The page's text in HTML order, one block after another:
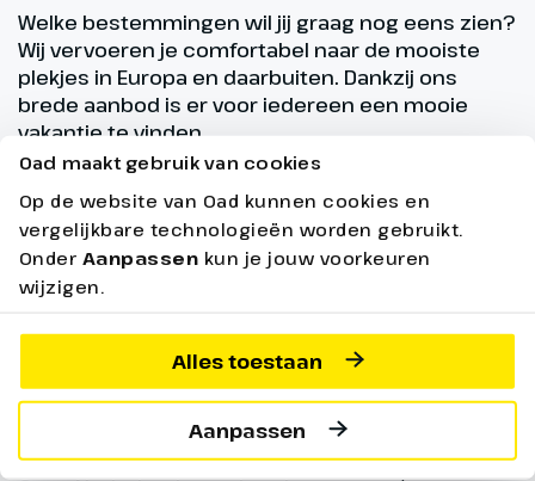
Oad maakt gebruik van cookies
Op de website van Oad kunnen cookies en
vergelijkbare technologieën worden gebruikt.
Onder Aanpassen kun je jouw voorkeuren
wijzigen.
Alles toestaan
Aanpassen
Welke bestemmingen wil jij graag nog eens zien?
Wij vervoeren je comfortabel naar de mooiste
plekjes in Europa en daarbuiten. Dankzij ons
brede aanbod is er voor iedereen een mooie
vakantie te vinden.
Boeken met zekerheid
Wij vinden het belangrijk dat je zonder zorgen je
vakantie kunt boeken. Daarom bieden we het Oad
Zekerheidspakket aan. Daarmee ben je financieel
de reis iets gebeurt waardoor je reis moet
worden afgebroken.
Genieten met de beste chauffeurs en